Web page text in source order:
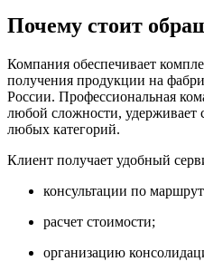
Почему стоит
Компания обеспечивает
получения продукции на
России. Профессиональная
любой сложности, удерживает
любых категорий.
Клиент получает удобный
консультации по
расчет стоимости;
организацию